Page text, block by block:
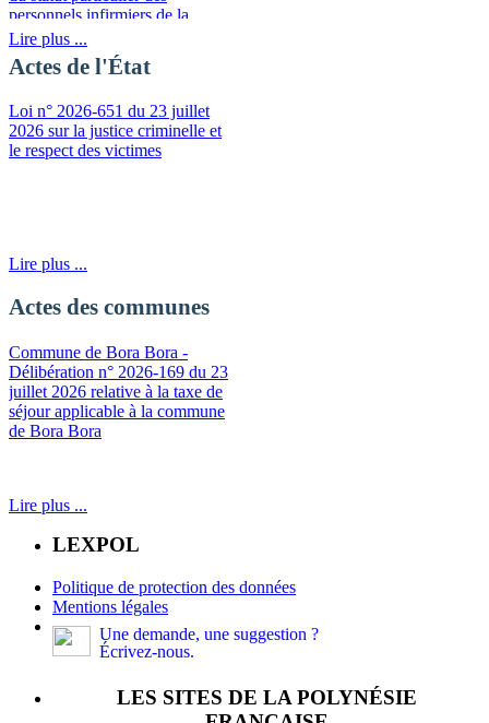
personnels infirmiers de la
fonction publique de la
Polynésie française
Lire plus ...
Actes de l'État
Loi n° 2026-651 du 23 juillet
2026 sur la justice criminelle et
le respect des victimes
Lire plus ...
Actes des communes
Commune de Bora Bora -
Délibération n° 2026-169 du 23
juillet 2026 relative à la taxe de
séjour applicable à la commune
de Bora Bora
Lire plus ...
LEXPOL
Politique de protection des données
Mentions légales
Une demande, une suggestion ?
Écrivez-nous.
LES SITES DE LA POLYNÉSIE